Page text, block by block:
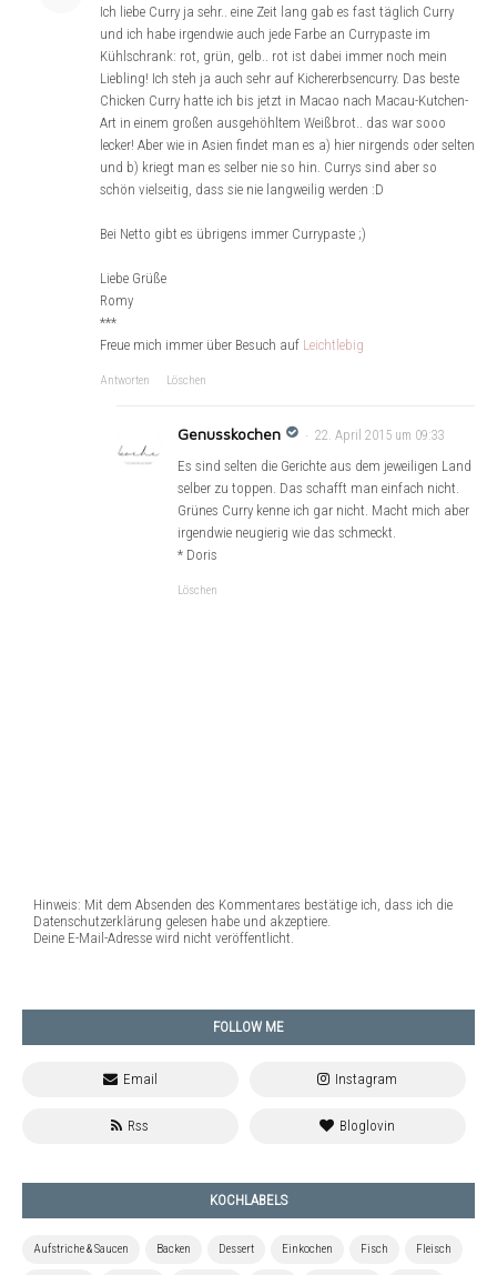
Ich liebe Curry ja sehr.. eine Zeit lang gab es fast täglich Curry
und ich habe irgendwie auch jede Farbe an Currypaste im
Kühlschrank: rot, grün, gelb.. rot ist dabei immer noch mein
Liebling! Ich steh ja auch sehr auf Kichererbsencurry. Das beste
Chicken Curry hatte ich bis jetzt in Macao nach Macau-Kutchen-
Art in einem großen ausgehöhltem Weißbrot.. das war sooo
lecker! Aber wie in Asien findet man es a) hier nirgends oder selten
und b) kriegt man es selber nie so hin. Currys sind aber so
schön vielseitig, dass sie nie langweilig werden :D
Bei Netto gibt es übrigens immer Currypaste ;)
Liebe Grüße
Romy
***
Freue mich immer über Besuch auf Leichtlebig
Antworten Löschen
Genusskochen 22. April 2015 um 09:33
Es sind selten die Gerichte aus dem jeweiligen Land
selber zu toppen. Das schafft man einfach nicht.
Grünes Curry kenne ich gar nicht. Macht mich aber
irgendwie neugierig wie das schmeckt.
* Doris
Löschen
Hinweis: Mit dem Absenden des Kommentares bestätige ich, dass ich die
Datenschutzerklärung gelesen habe und akzeptiere.
Deine E-Mail-Adresse wird nicht veröffentlicht.
FOLLOW ME
KOCHLABELS
Aufstriche & Saucen Backen Dessert Einkochen Fisch Fleisch